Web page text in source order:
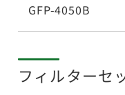
GFP-4050B
フィルターセ